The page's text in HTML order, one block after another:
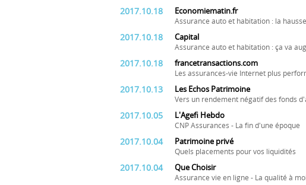
2017.10.18 Economiematin.fr
Assurance auto et habitation : la
2017.10.18 Capital
Assurance auto et habitation : ça va
2017.10.18 francetransactions.com
Les assurances-vie Internet plus
2017.10.13 Les Echos Patrimoine
Vers un rendement négatif des fonds
2017.10.05 L'Agefi Hebdo
CNP Assurances - La fin d'une époque
2017.10.04 Patrimoine privé
Quels placements pour vos liquidités
2017.10.04 Que Choisir
Assurance vie en ligne - La qualité à